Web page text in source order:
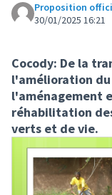
Proposition
30/01/2025 16:21
Cocody: De la
l'amélioration
l'aménagement
réhabilitation
verts et de vie.